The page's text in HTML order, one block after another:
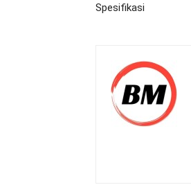
Spesifikasi